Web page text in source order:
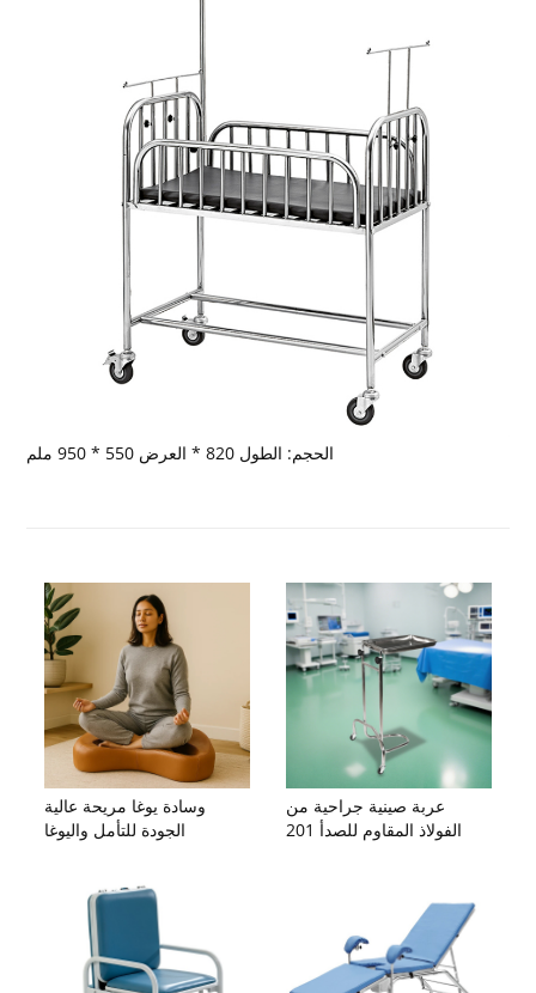
الحجم: الطول 820 * العرض 550 * 950 ملم
وسادة يوغا مريحة عالية
الجودة للتأمل واليوغا
عربة صينية جراحية من
الفولاذ المقاوم للصدأ 201